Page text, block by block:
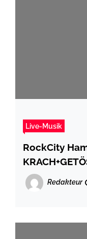
Live-Musik
RockCity
Podest
Redakteur